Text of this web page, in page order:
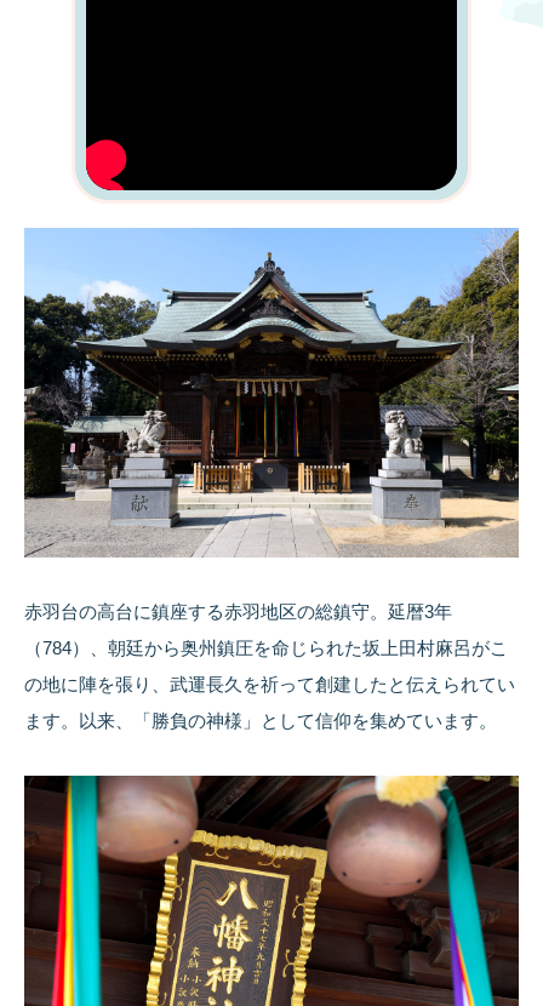
赤羽台の高台に鎮座する赤羽地区の総鎮守。延暦3年
（784）、朝廷から奥州鎮圧を命じられた坂上田村麻呂がこ
の地に陣を張り、武運長久を祈って創建したと伝えられてい
ます。以来、「勝負の神様」として信仰を集めています。